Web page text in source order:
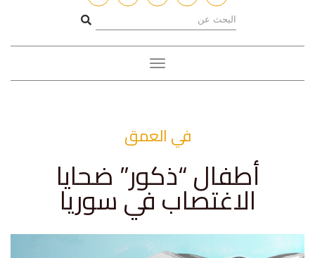
Toggle
navigation
في العمق
أطفال “ذكور” ضحايا
الاغتصاب في سوريا